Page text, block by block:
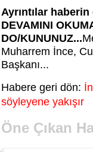
Ayrıntılar
DEVAMINI
DO/KUNUNUZ...
Muharrem İnce,
Başkanı...
Habere geri dön:
söyleyene yakışır
Öne Çıkan